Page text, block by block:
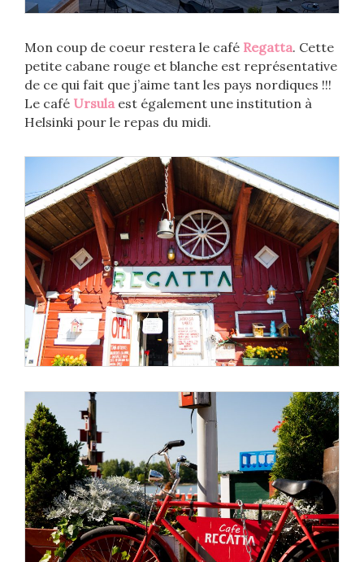
Mon coup de coeur restera le café Regatta. Cette
petite cabane rouge et blanche est représentative
de ce qui fait que j’aime tant les pays nordiques !!!
Le café Ursula est également une institution à
Helsinki pour le repas du midi.